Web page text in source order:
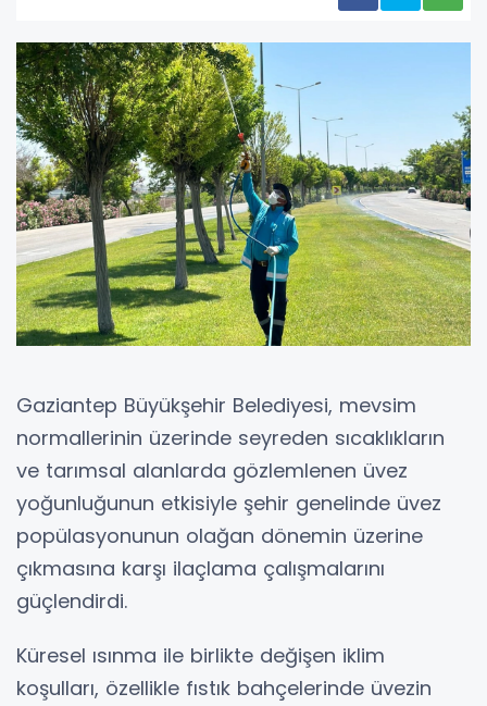
Gaziantep Büyükşehir Belediyesi, mevsim
normallerinin üzerinde seyreden sıcaklıkların
ve tarımsal alanlarda gözlemlenen üvez
yoğunluğunun etkisiyle şehir genelinde üvez
popülasyonunun olağan dönemin üzerine
çıkmasına karşı ilaçlama çalışmalarını
güçlendirdi.
Küresel ısınma ile birlikte değişen iklim
koşulları, özellikle fıstık bahçelerinde üvezin